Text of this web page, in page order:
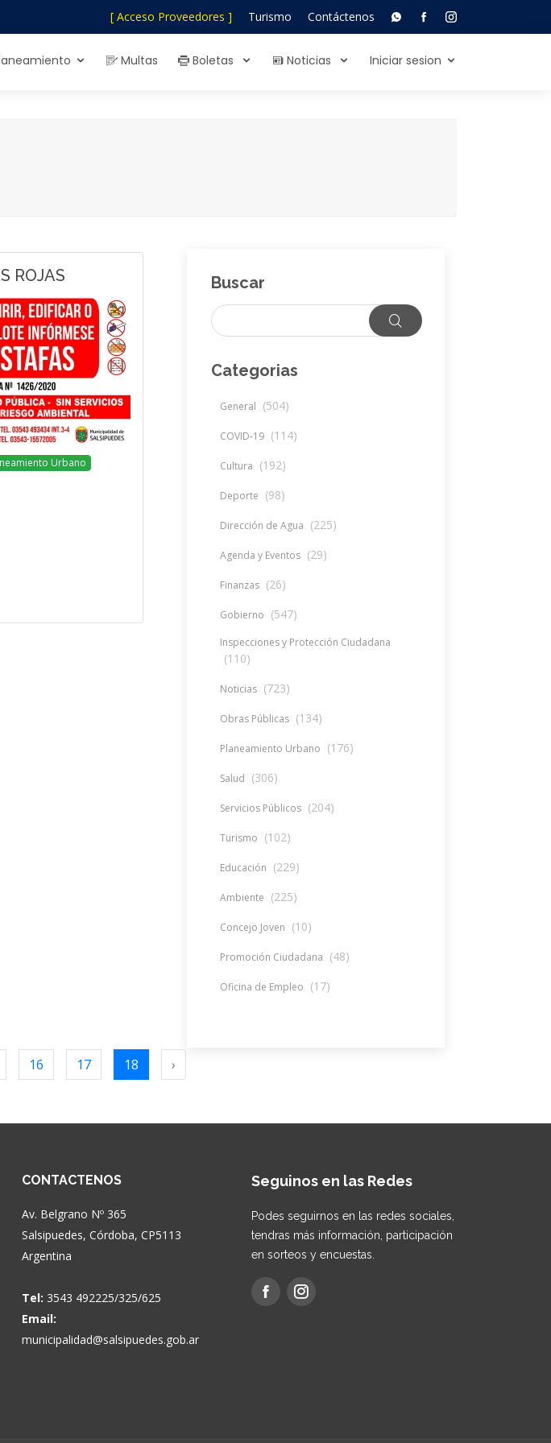
[ Acceso Proveedores ] Turismo Contáctenos
Multas Boletas Noticias Iniciar sesion
ROJAS
Urbano
16 17 18 ›
Buscar
Categorias
General (504)
COVID-19 (114)
Cultura (192)
Deporte (98)
Dirección de Agua (225)
Agenda y Eventos (29)
Finanzas (26)
Gobierno (547)
Inspecciones y Protección Ciudadana
(110)
Noticias (723)
Obras Públicas (134)
Planeamiento Urbano (176)
Salud (306)
Servicios Públicos (204)
Turismo (102)
Educación (229)
Ambiente (225)
Concejo Joven (10)
Promoción Ciudadana (48)
Oficina de Empleo (17)
CONTACTENOS
Av. Belgrano Nº 365
Salsipuedes, Córdoba, CP5113
Argentina
Tel: 3543 492225/325/625
Email:
municipalidad@salsipuedes.gob.ar
Seguinos en las Redes
Podes seguirnos en las redes sociales,
tendras más información, participación
en sorteos y encuestas.